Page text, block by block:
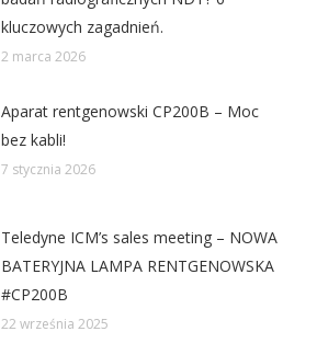
kluczowych zagadnień.
2 marca 2026
Aparat rentgenowski CP200B – Moc
bez kabli!
7 stycznia 2026
Teledyne ICM’s sales meeting – NOWA
BATERYJNA LAMPA RENTGENOWSKA
#CP200B
22 września 2025